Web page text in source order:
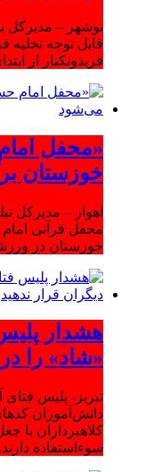
نوشهر – مدیرکل
قابل توجه تخلیه
فریدونکنار از
«محفل
خوزستان
اهواز – مدیرکل
محفل قرآنی
خوزستان در
هشدار
«شاد» را
تبریز- پلیس فتای
دانش‌آموزان
کلاهبرداران با
سوءاستفاده دارند.